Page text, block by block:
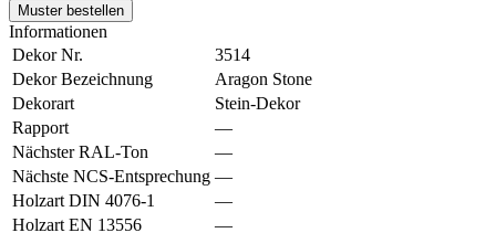
Muster bestellen
Informationen
Dekor Nr.
3514
Dekor Bezeichnung
Aragon Stone
Dekorart
Stein-Dekor
Rapport
—
Nächster RAL-Ton
—
Nächste NCS-Entsprechung —
Holzart DIN 4076-1
—
Holzart EN 13556
—